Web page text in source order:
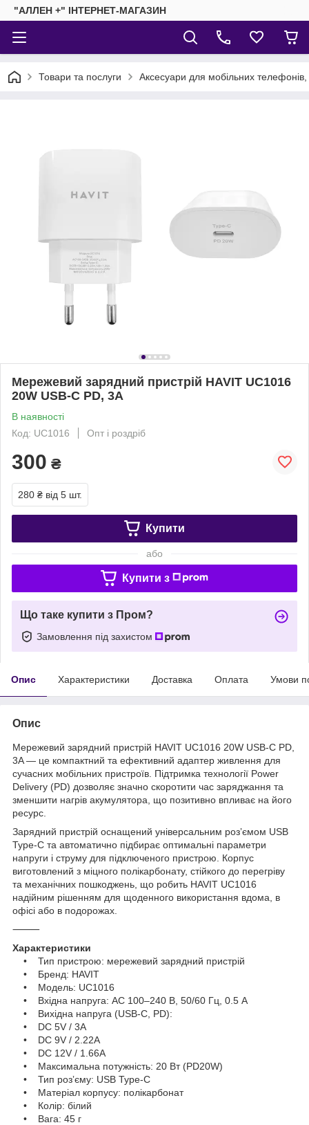
"АЛЛЕН +" ІНТЕРНЕТ-МАГАЗИН
Товари та послуги Аксесуари для мобільних
Мережевий зарядний пристрій HAVIT UC1016
20W USB-C PD, 3A
В наявності
Код: UC1016
Опт і роздріб
300 ₴
280 ₴ від 5 шт.
Купити
або
Купити з
Що таке купити з Пром?
Замовлення під захистом
Опис Характеристики Доставка Оплата Умови
Опис
Мережевий зарядний пристрій HAVIT UC1016 20W USB-C PD,
3A — це компактний та ефективний адаптер живлення для
сучасних мобільних пристроїв. Підтримка технології Power
Delivery (PD) дозволяє значно скоротити час заряджання та
зменшити нагрів акумулятора, що позитивно впливає на його
ресурс.
Зарядний пристрій оснащений універсальним розʼємом USB
Type-C та автоматично підбирає оптимальні параметри
напруги і струму для підключеного пристрою. Корпус
виготовлений з міцного полікарбонату, стійкого до перегріву
та механічних пошкоджень, що робить HAVIT UC1016
надійним рішенням для щоденного використання вдома, в
офісі або в подорожах.
⸻
Характеристики
• Тип пристрою: мережевий зарядний пристрій
• Бренд: HAVIT
• Модель: UC1016
• Вхідна напруга: AC 100–240 В, 50/60 Гц, 0.5 А
• Вихідна напруга (USB-C, PD):
• DC 5V / 3A
• DC 9V / 2.22A
• DC 12V / 1.66A
• Максимальна потужність: 20 Вт (PD20W)
• Тип розʼєму: USB Type-C
• Матеріал корпусу: полікарбонат
• Колір: білий
• Вага: 45 г